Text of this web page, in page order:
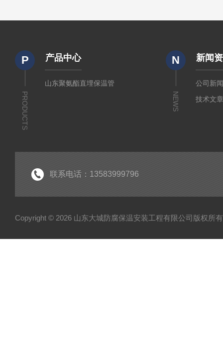
P
PRODUCTS
产品中心
山东聚氨酯直埋保温管
N
NEWS
新闻
公司新
技术文
联系电话：13583999796
Copyright © 2026 山东大城防腐保温安装工程有限公司版权所